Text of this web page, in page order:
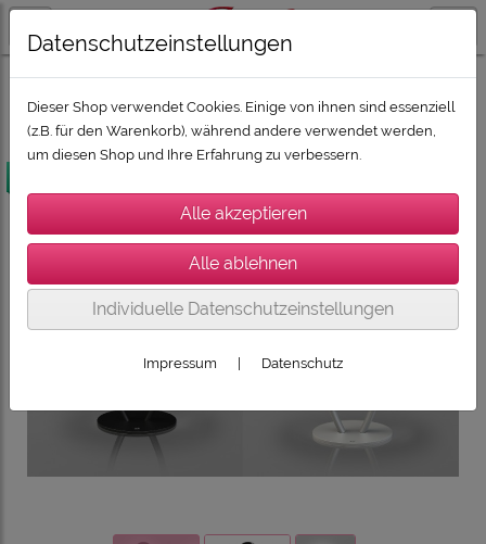
SONORO, SONOS, DEVIALET, CABASSE CABASSE: THE PEARL
Datenschutzeinstellungen
Dieser Shop verwendet Cookies. Einige von ihnen sind essenziell
(z.B. für den Warenkorb), während andere verwendet werden,
um diesen Shop und Ihre Erfahrung zu verbessern.
Individuelle Datenschutzeinstellungen
Impressum Datenschutz